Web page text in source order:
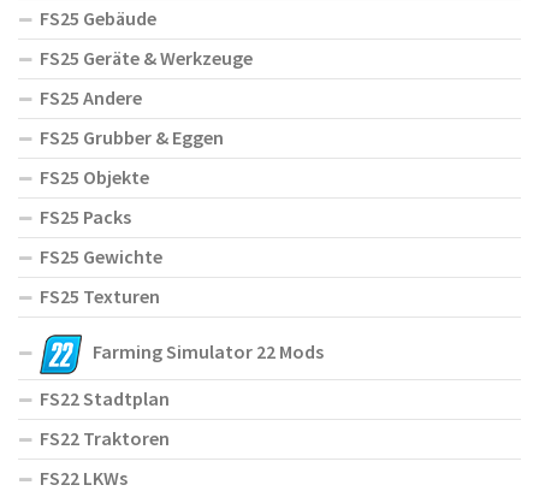
FS25 Gebäude
FS25 Geräte & Werkzeuge
FS25 Andere
FS25 Grubber & Eggen
FS25 Objekte
FS25 Packs
FS25 Gewichte
FS25 Texturen
Farming Simulator 22 Mods
FS22 Stadtplan
FS22 Traktoren
FS22 LKWs